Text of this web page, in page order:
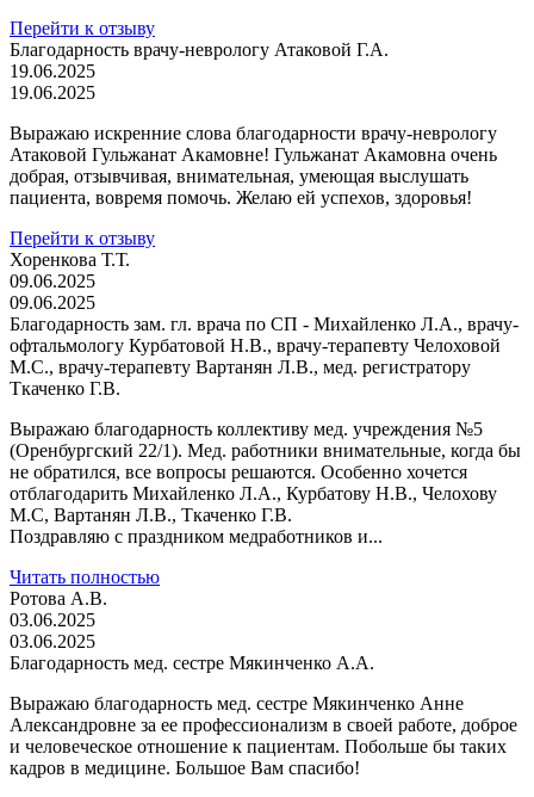
Перейти к отзыву
Благодарность врачу-неврологу Атаковой Г.А.
19.06.2025
19.06.2025
Выражаю искренние слова благодарности врачу-неврологу
Атаковой Гульжанат Акамовне! Гульжанат Акамовна очень
добрая, отзывчивая, внимательная, умеющая выслушать
пациента, вовремя помочь. Желаю ей успехов, здоровья!
Перейти к отзыву
Хоренкова Т.Т.
09.06.2025
09.06.2025
Благодарность зам. гл. врача по СП - Михайленко Л.А., врачу-
офтальмологу Курбатовой Н.В., врачу-терапевту Челоховой
М.С., врачу-терапевту Вартанян Л.В., мед. регистратору
Ткаченко Г.В.
Выражаю благодарность коллективу мед. учреждения №5
(Оренбургский 22/1). Мед. работники внимательные, когда бы
не обратился, все вопросы решаются. Особенно хочется
отблагодарить Михайленко Л.А., Курбатову Н.В., Челохову
М.С, Вартанян Л.В., Ткаченко Г.В.
Поздравляю с праздником медработников и...
Читать полностью
Ротова А.В.
03.06.2025
03.06.2025
Благодарность мед. сестре Мякинченко А.А.
Выражаю благодарность мед. сестре Мякинченко Анне
Александровне за ее профессионализм в своей работе, доброе
и человеческое отношение к пациентам. Побольше бы таких
кадров в медицине. Большое Вам спасибо!